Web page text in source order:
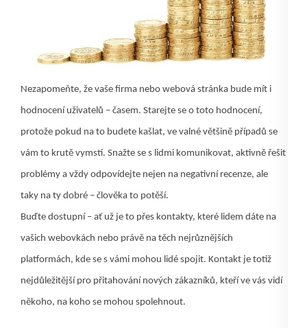
Nezapomeňte, že vaše firma nebo webová stránka bude mít i
hodnocení uživatelů – časem. Starejte se o toto hodnocení,
protože pokud na to budete kašlat, ve valné většině případů se
vám to krutě vymstí. Snažte se s lidmi komunikovat, aktivně řešit
problémy a vždy odpovídejte nejen na negativní recenze, ale
taky na ty dobré – člověka to potěší.
Buďte dostupní – ať už je to přes kontakty, které lidem dáte na
vašich webovkách nebo právě na těch nejrůznějších
platformách, kde se s vámi mohou lidé spojit. Kontakt je totiž
nejdůležitější pro přitahování nových zákazníků, kteří ve vás vidí
někoho, na koho se mohou spolehnout.